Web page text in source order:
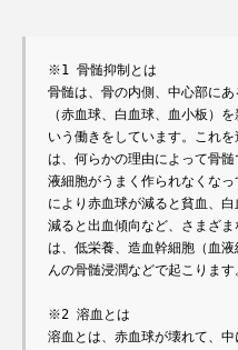
※1 骨髄抑制とは
骨髄は、骨の内側、中心部に
（赤血球、白血球、血小板）
いう働きをしています。これ
は、何らかの理由によって骨
液細胞がうまく作られなくな
により赤血球が減ると貧血、
減ると出血傾向など、さまざ
は、低栄養、造血幹細胞（血
んの骨髄浸潤などで起こります
※2 溶血とは
溶血とは、赤血球が壊れて、